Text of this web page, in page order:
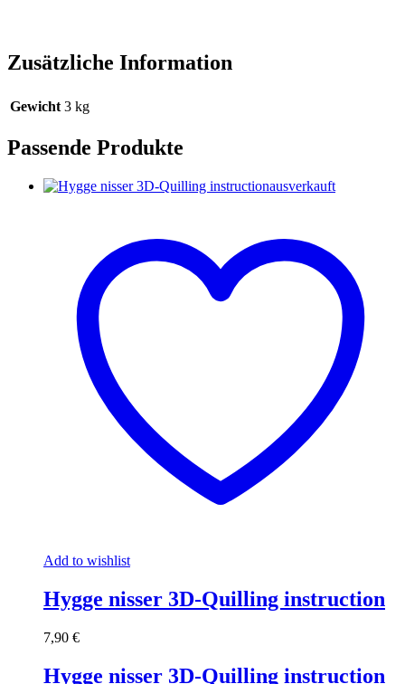
Zusätzliche Information
Gewicht 3 kg
Passende Produkte
ausverkauft
Add to wishlist
Hygge nisser 3D-Quilling instruction
7,90 €
Hygge nisser 3D-Quilling instruction